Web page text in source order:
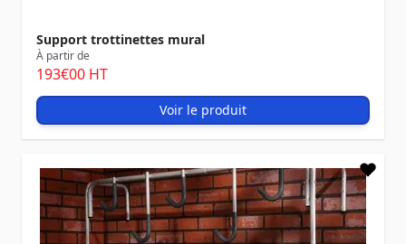
Support trottinettes mural
À partir de
193€00 HT
Voir le produit